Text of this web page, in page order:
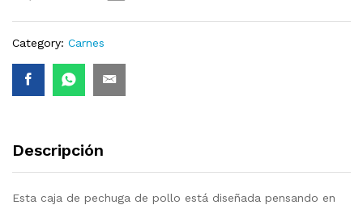
Category: Carnes
Descripción
Esta caja de pechuga de pollo está diseñada pensando en